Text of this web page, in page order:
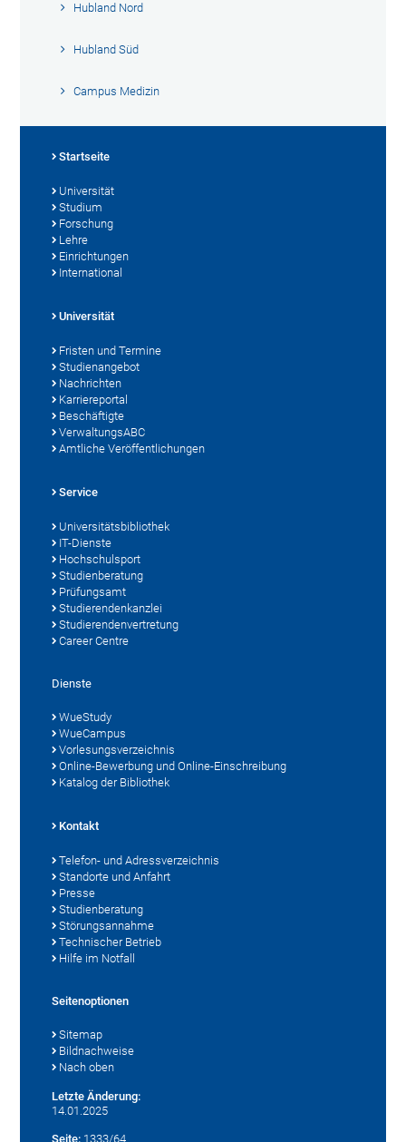
Hubland Nord
Hubland Süd
Campus Medizin
Startseite
Universität
Studium
Forschung
Lehre
Einrichtungen
International
Universität
Fristen und Termine
Studienangebot
Nachrichten
Karriereportal
Beschäftigte
VerwaltungsABC
Amtliche Veröffentlichungen
Service
Universitätsbibliothek
IT-Dienste
Hochschulsport
Studienberatung
Prüfungsamt
Studierendenkanzlei
Studierendenvertretung
Career Centre
Dienste
WueStudy
WueCampus
Vorlesungsverzeichnis
Online-Bewerbung und Online-Einschreibung
Katalog der Bibliothek
Kontakt
Telefon- und Adressverzeichnis
Standorte und Anfahrt
Presse
Studienberatung
Störungsannahme
Technischer Betrieb
Hilfe im Notfall
Seitenoptionen
Sitemap
Bildnachweise
Nach oben
Letzte Änderung:
14.01.2025
Seite: 1333/64